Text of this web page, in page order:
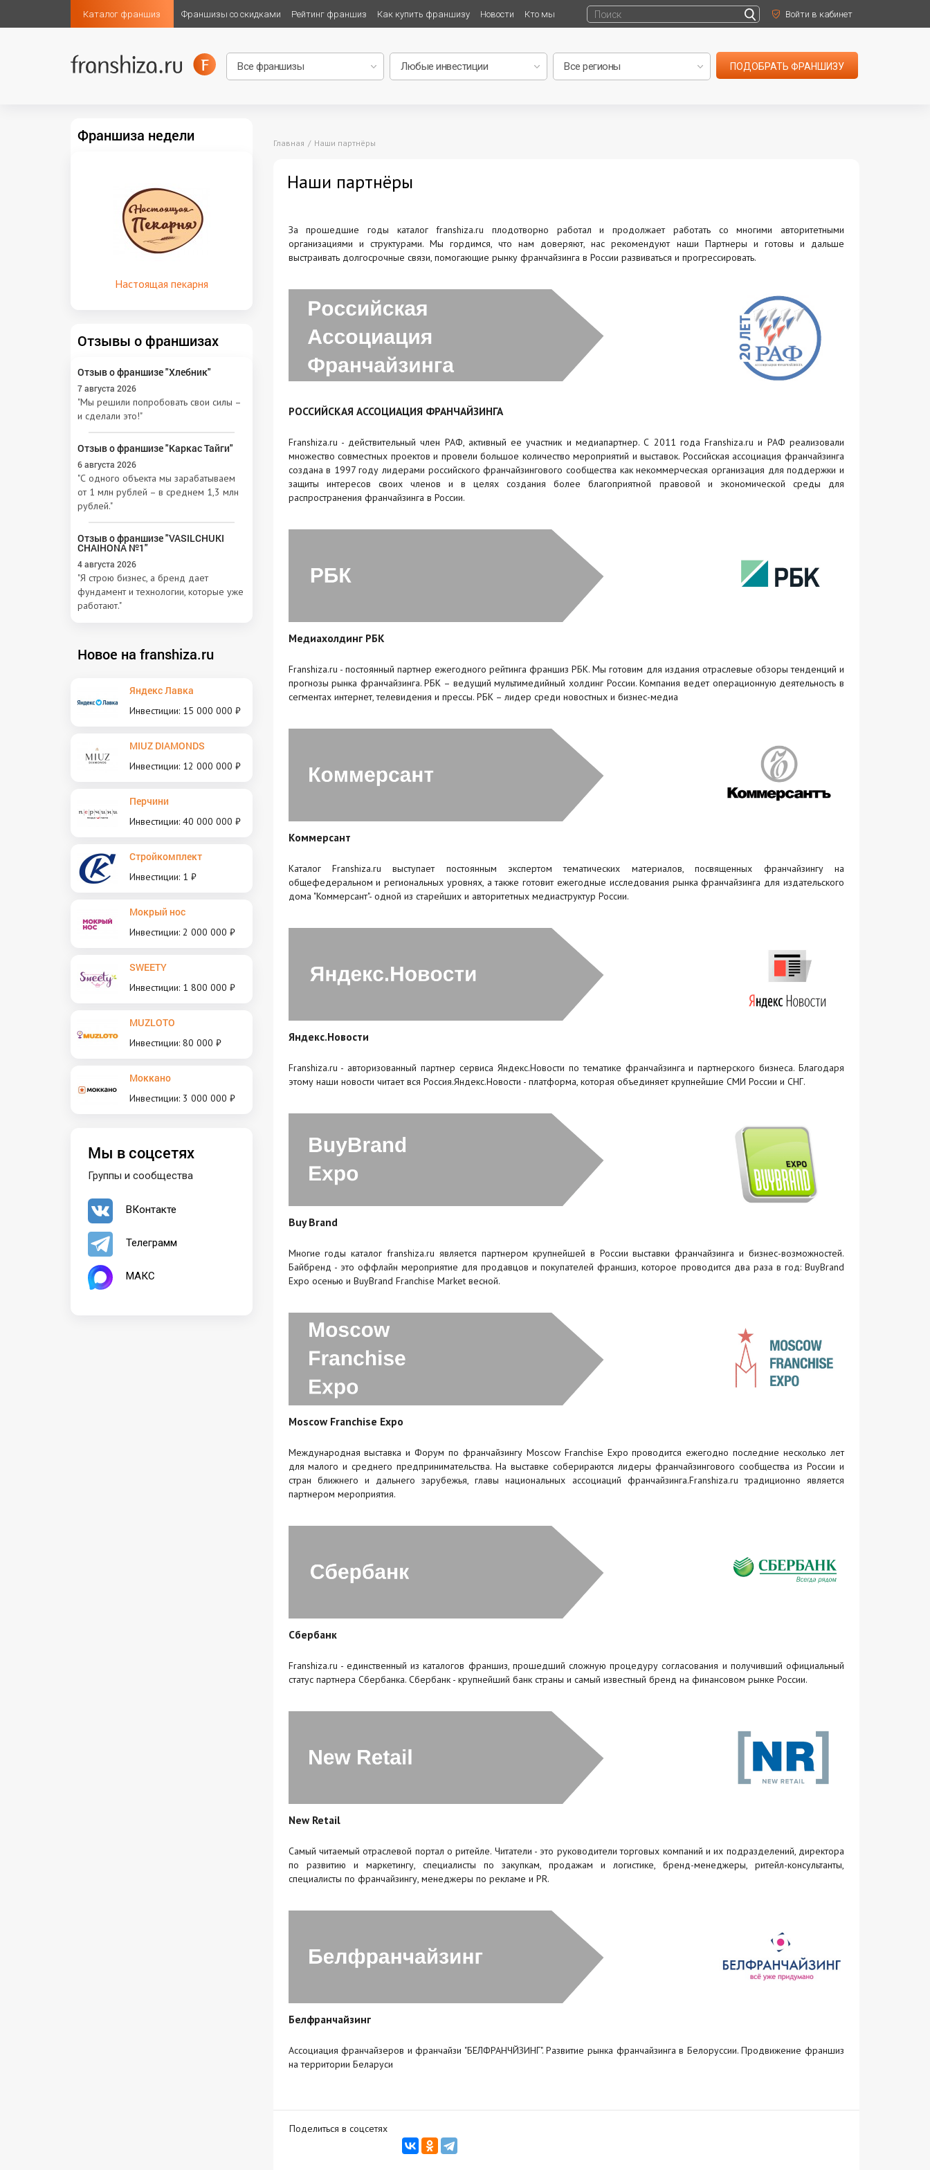
Каталог франшиз Франшизы со скидками Рейтинг франшиз Как купить франшизу Новости Кто мы Войти в кабинет
ПОДОБРАТЬ ФРАНШИЗУ
Главная Наши партнёры
Наши партнёры
За прошедшие годы каталог franshiza.ru плодотворно работал и продолжает работать со многими авторитетными
организациями и структурами. Мы гордимся, что нам доверяют, нас рекомендуют наши Партнеры и готовы и дальше
выстраивать долгосрочные связи, помогающие рынку франчайзинга в России развиваться и прогрессировать.
РОССИЙСКАЯ АССОЦИАЦИЯ ФРАНЧАЙЗИНГА
Franshiza.ru - действительный член РАФ, активный ее участник и медиапартнер. С 2011 года Franshiza.ru и РАФ реализовали
множество совместных проектов и провели большое количество мероприятий и выставок. Российская ассоциация франчайзинга
создана в 1997 году лидерами российского франчайзингового сообщества как некоммерческая организация для поддержки и
защиты интересов своих членов и в целях создания более благоприятной правовой и экономической среды для
распространения франчайзинга в России.
Медиахолдинг РБК
Franshiza.ru - постоянный партнер ежегодного рейтинга франшиз РБК. Мы готовим для издания отраслевые обзоры тенденций и
прогнозы рынка франчайзинга. РБК – ведущий мультимедийный холдинг России. Компания ведет операционную деятельность в
сегментах интернет, телевидения и прессы. РБК – лидер среди новостных и бизнес-медиа
Коммерсант
Каталог Franshiza.ru выступает постоянным экспертом тематических материалов, посвященных франчайзингу на
общефедеральном и региональных уровнях, а также готовит ежегодные исследования рынка франчайзинга для издательского
дома "Коммерсант"- одной из старейших и авторитетных медиаструктур России.
Яндекс.Новости
Franshiza.ru - авторизованный партнер сервиса Яндекс.Новости по тематике франчайзинга и партнерского бизнеса. Благодаря
этому наши новости читает вся Россия.Яндекс.Новости - платформа, которая объединяет крупнейшие СМИ России и СНГ.
Buy Brand
Многие годы каталог franshiza.ru является партнером крупнейшей в России выставки франчайзинга и бизнес-возможностей.
Байбренд - это оффлайн мероприятие для продавцов и покупателей франшиз, которое проводится два раза в год: BuyBrand
Expo осенью и BuyBrand Franchise Market весной.
Moscow Franchise Expo
Международная выставка и Форум по франчайзингу Moscow Franchise Expo проводится ежегодно последние несколько лет
для малого и среднего предпринимательства. На выставке соберираются лидеры франчайзингового сообщества из России и
стран ближнего и дальнего зарубежья, главы национальных ассоциаций франчайзинга.Franshiza.ru традиционно является
партнером мероприятия.
Сбербанк
Franshiza.ru - единственный из каталогов франшиз, прошедший сложную процедуру согласования и получивший официальный
статус партнера Сбербанка. Сбербанк - крупнейший банк страны и самый известный бренд на финансовом рынке России.
New Retail
Cамый читаемый отраслевой портал о ритейле. Читатели - это руководители торговых компаний и их подразделений, директора
по развитию и маркетингу, специалисты по закупкам, продажам и логистике, бренд-менеджеры, ритейл-консультанты,
специалисты по франчайзингу, менеджеры по рекламе и PR.
Белфранчайзинг
Ассоциация франчайзеров и франчайзи "БЕЛФРАНЧЙЗИНГ". Развитие рынка франчайзинга в Белоруссии. Продвижение франшиз
на территории Беларуси
Поделиться в соцсетях
Франшиза недели
Настоящая пекарня
Отзывы о франшизах
Отзыв о франшизе "Хлебник"
7 августа 2026
"Мы решили попробовать свои силы –
и сделали это!"
Отзыв о франшизе "Каркас Тайги"
6 августа 2026
"С одного объекта мы зарабатываем
от 1 млн рублей – в среднем 1,3 млн
рублей."
Отзыв о франшизе "VASILCHUKI
CHAIHONA №1"
4 августа 2026
"Я строю бизнес, а бренд дает
фундамент и технологии, которые уже
работают."
Новое на franshiza.ru
Яндекс Лавка
Инвестиции: 15 000 000 ₽
MIUZ DIAMONDS
Инвестиции: 12 000 000 ₽
Перчини
Инвестиции: 40 000 000 ₽
Стройкомплект
Инвестиции: 1 ₽
Мокрый нос
Инвестиции: 2 000 000 ₽
SWEETY
Инвестиции: 1 800 000 ₽
MUZLOTO
Инвестиции: 80 000 ₽
Моккано
Инвестиции: 3 000 000 ₽
Мы в соцсетях
Группы и сообщества
ВКонтакте
Телеграмм
МАКС